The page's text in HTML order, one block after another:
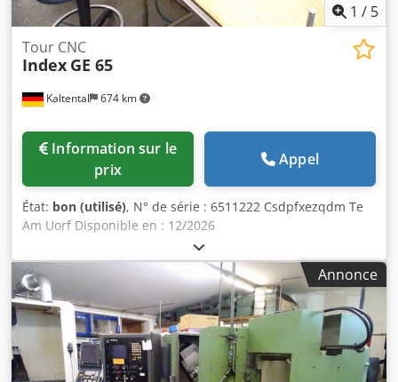
1 / 5
Kaltental 674 km
Tour CNC
Index GE 65
prix
Appel
État: bon (utilisé), N° de série : 6511222 Csdpfxezqdm Te
Am Uorf Disponible en : 12/2026
Annonce